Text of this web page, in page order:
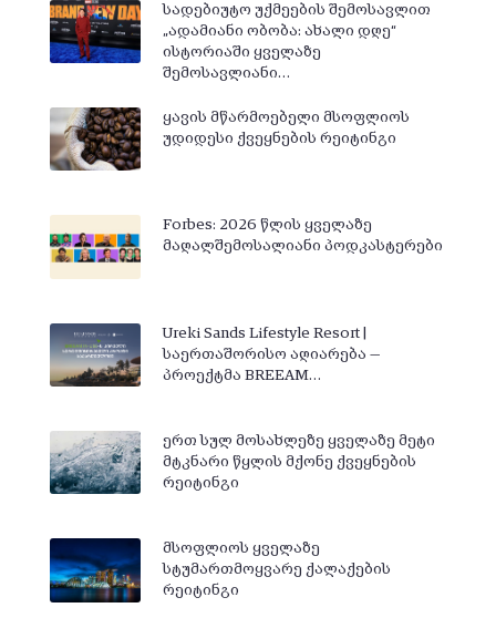
სადებიუტო უქმეების შემოსავლით
„ადამიანი ობობა: ახალი დღე“
ისტორიაში ყველაზე
შემოსავლიანი…
ყავის მწარმოებელი მსოფლიოს
უდიდესი ქვეყნების რეიტინგი
Forbes: 2026 წლის ყველაზე
მაღალშემოსალიანი პოდკასტერები
Ureki Sands Lifestyle Resort |
საერთაშორისო აღიარება —
პროექტმა BREEAM…
ერთ სულ მოსახლეზე ყველაზე მეტი
მტკნარი წყლის მქონე ქვეყნების
რეიტინგი
მსოფლიოს ყველაზე
სტუმართმოყვარე ქალაქების
რეიტინგი